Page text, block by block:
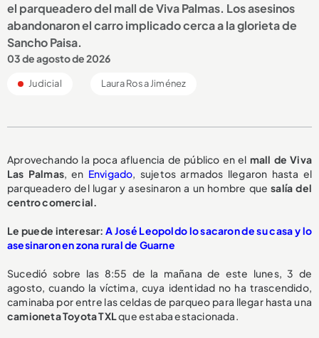
el parqueadero del mall de Viva Palmas. Los asesinos
abandonaron el carro implicado cerca a la glorieta de
Sancho Paisa.
03 de agosto de 2026
Judicial Laura Rosa Jiménez
Aprovechando la poca afluencia de público en el mall de Viva
Las Palmas, en Envigado, sujetos armados llegaron hasta el
parqueadero del lugar y asesinaron a un hombre que salía del
centro comercial.
Le puede interesar:A José Leopoldo lo sacaron de su casa y lo
asesinaron en zona rural de Guarne
Sucedió sobre las 8:55 de la mañana de este lunes, 3 de
agosto, cuando la víctima, cuya identidad no ha trascendido,
caminaba por entre las celdas de parqueo para llegar hasta una
camioneta Toyota TXLque estaba estacionada.